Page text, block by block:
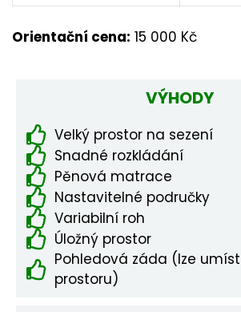
Orientační cena: 15 000 Kč
VÝHODY
Velký prostor na sezení
Snadné rozkládání
Pěnová matrace
Nastavitelné područky
Variabilní roh
Úložný prostor
Pohledová záda (lze
prostoru)